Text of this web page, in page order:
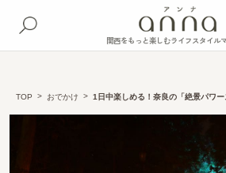
関西をもっと楽しむライフスタイル
TOP おでかけ 1日中楽しめる！奈良の「絶景パワー